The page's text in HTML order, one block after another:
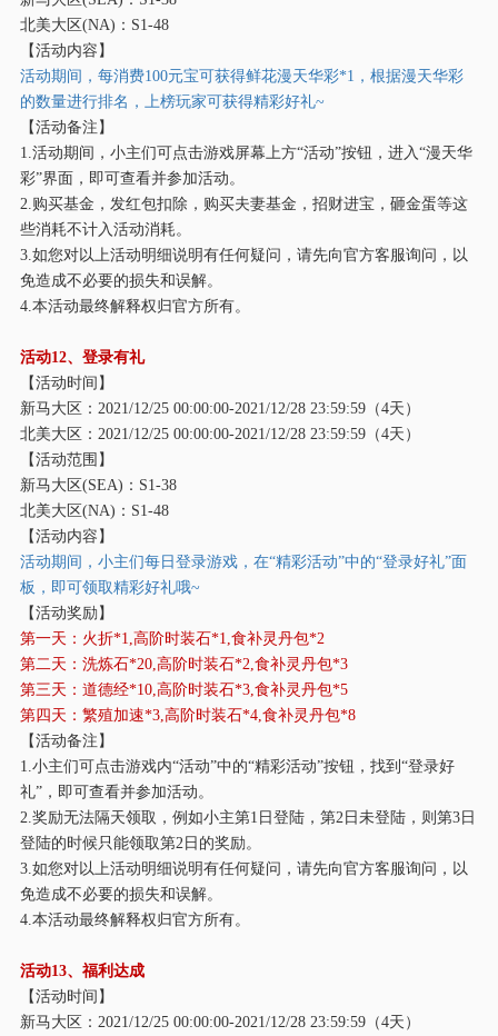
北美大区(NA)：S1-48
【活动内容】
活动期间，每消费100元宝可获得鲜花漫天华彩*1，根据漫天华彩
的数量进行排名，上榜玩家可获得精彩好礼~
【活动备注】
1.活动期间，小主们可点击游戏屏幕上方“活动”按钮，进入“漫天华
彩”界面，即可查看并参加活动。
2.购买基金，发红包扣除，购买夫妻基金，招财进宝，砸金蛋等这
些消耗不计入活动消耗。
3.如您对以上活动明细说明有任何疑问，请先向官方客服询问，以
免造成不必要的损失和误解。
4.本活动最终解释权归官方所有。
活动12、登录有礼
【活动时间】
新马大区： 2021/12/25 00:00:00-2021/12/28 23:59:59（4天）
北美大区： 2021/12/25 00:00:00-2021/12/28 23:59:59（4天）
【活动范围】
新马大区(SEA)：S1-38
北美大区(NA)：S1-48
【活动内容】
活动期间，小主们每日登录游戏，在“精彩活动”中的“登录好礼”面
板，即可领取精彩好礼哦~
【活动奖励】
第一天：火折*1,高阶时装石*1,食补灵丹包*2
第二天：洗炼石*20,高阶时装石*2,食补灵丹包*3
第三天：道德经*10,高阶时装石*3,食补灵丹包*5
第四天：繁殖加速*3,高阶时装石*4,食补灵丹包*8
【活动备注】
1.小主们可点击游戏内“活动”中的“精彩活动”按钮，找到“登录好
礼”，即可查看并参加活动。
2.奖励无法隔天领取，例如小主第1日登陆，第2日未登陆，则第3日
登陆的时候只能领取第2日的奖励。
3.如您对以上活动明细说明有任何疑问，请先向官方客服询问，以
免造成不必要的损失和误解。
4.本活动最终解释权归官方所有。
活动13、福利达成
【活动时间】
新马大区： 2021/12/25 00:00:00-2021/12/28 23:59:59（4天）